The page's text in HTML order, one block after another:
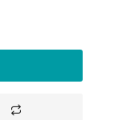
Aggiungi al confronto